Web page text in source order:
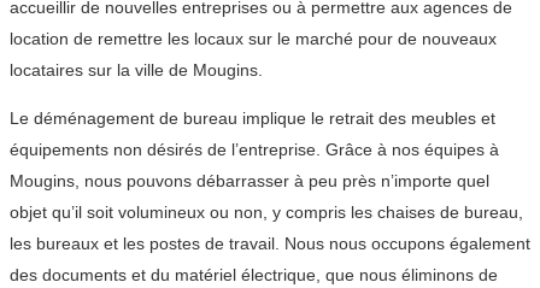
accueillir de nouvelles entreprises ou à permettre aux agences de
location de remettre les locaux sur le marché pour de nouveaux
locataires sur la ville de Mougins.
Le déménagement de bureau implique le retrait des meubles et
équipements non désirés de l’entreprise. Grâce à nos équipes à
Mougins, nous pouvons débarrasser à peu près n’importe quel
objet qu’il soit volumineux ou non, y compris les chaises de bureau,
les bureaux et les postes de travail. Nous nous occupons également
des documents et du matériel électrique, que nous éliminons de